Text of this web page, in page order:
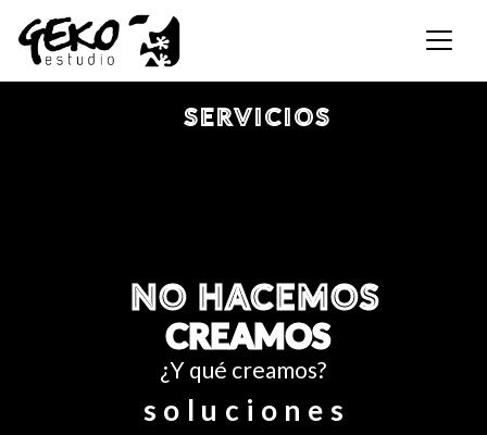
SERVICIOS
¿Y qué creamos?
soluciones
NO HACEMOS
CREAMOS